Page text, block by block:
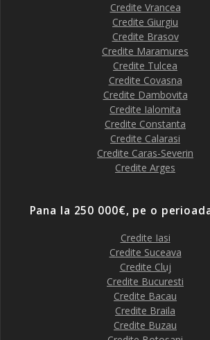
Credite Vrancea
Credite Giurgiu
Credite Brasov
Credite Maramures
Credite Tulcea
Credite Covasna
Credite Dambovita
Credite Ialomita
Credite Constanta
Credite Calarasi
Credite Caras-Severin
Credite Arges
Pana la 250 000€, pe o
Credite Iasi
Credite Suceava
Credite Cluj
Credite Bucuresti
Credite Bacau
Credite Braila
Credite Buzau